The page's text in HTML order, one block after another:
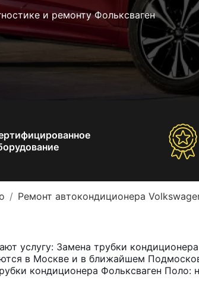
и ремонту Фольксваген
Ремонт автокондиционера
услугу: Замена трубки
в Москве и в ближайшем
кондиционера Фольксваген Поло: